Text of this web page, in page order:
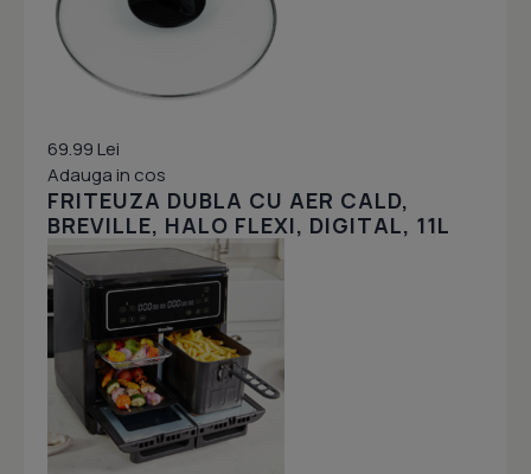
69.99 Lei
Adauga in cos
FRITEUZA DUBLA CU AER CALD,
BREVILLE, HALO FLEXI, DIGITAL, 11L